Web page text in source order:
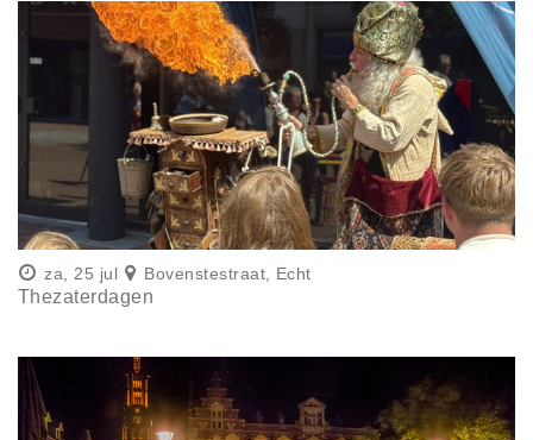
Thezaterdagen
za, 25 jul Bovenstestraat, Echt